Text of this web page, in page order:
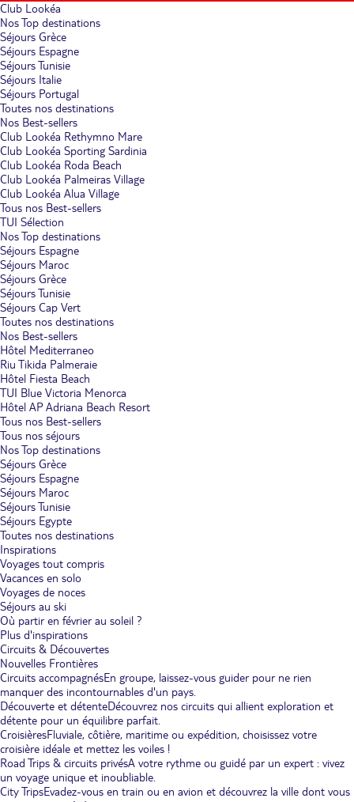
Club Lookéa
Nos Top destinations
Séjours Grèce
Séjours Espagne
Séjours Tunisie
Séjours Italie
Séjours Portugal
Toutes nos destinations
Nos Best-sellers
Club Lookéa Rethymno Mare
Club Lookéa Sporting Sardinia
Club Lookéa Roda Beach
Club Lookéa Palmeiras Village
Club Lookéa Alua Village
Tous nos Best-sellers
TUI Sélection
Nos Top destinations
Séjours Espagne
Séjours Maroc
Séjours Grèce
Séjours Tunisie
Séjours Cap Vert
Toutes nos destinations
Nos Best-sellers
Hôtel Mediterraneo
Riu Tikida Palmeraie
Hôtel Fiesta Beach
TUI Blue Victoria Menorca
Hôtel AP Adriana Beach Resort
Tous nos Best-sellers
Tous nos séjours
Nos Top destinations
Séjours Grèce
Séjours Espagne
Séjours Maroc
Séjours Tunisie
Séjours Egypte
Toutes nos destinations
Inspirations
Voyages tout compris
Vacances en solo
Voyages de noces
Séjours au ski
Où partir en février au soleil ?
Plus d'inspirations
Circuits & Découvertes
Nouvelles Frontières
Circuits accompagnésEn groupe, laissez-vous guider pour ne rien
manquer des incontournables d'un pays.
Découverte et détenteDécouvrez nos circuits qui allient exploration et
détente pour un équilibre parfait.
CroisièresFluviale, côtière, maritime ou expédition, choisissez votre
croisière idéale et mettez les voiles !
Road Trips & circuits privésA votre rythme ou guidé par un expert : vivez
un voyage unique et inoubliable.
City TripsEvadez-vous en train ou en avion et découvrez la ville dont vous